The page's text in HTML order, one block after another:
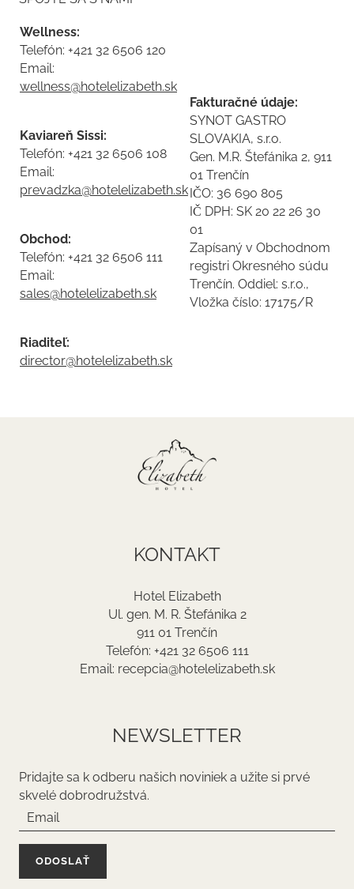
Wellness:
Telefón: +421 32 6506 120
Email:
wellness@hotelelizabeth.sk
Kaviareň Sissi:
Telefón: +421 32 6506 108
Email:
prevadzka@hotelelizabeth.sk
Obchod:
Telefón: +421 32 6506 111
Email:
sales@hotelelizabeth.sk
Riaditeľ:
director@hotelelizabeth.sk
Fakturačné údaje:
SYNOT GASTRO
SLOVAKIA, s.r.o.
Gen. M.R. Štefánika 2, 911
01 Trenčín
IČO: 36 690 805
IČ DPH: SK 20 22 26 30
01
Zapísaný v Obchodnom
registri Okresného súdu
Trenčín. Oddiel: s.r.o.,
Vložka číslo: 17175/R
KONTAKT
Hotel Elizabeth
Ul. gen. M. R. Štefánika 2
911 01 Trenčín
Telefón: +421 32 6506 111
Email: recepcia@hotelelizabeth.sk
NEWSLETTER
Pridajte sa k odberu našich noviniek a užite si prvé
skvelé dobrodružstvá.
ODOSLAŤ